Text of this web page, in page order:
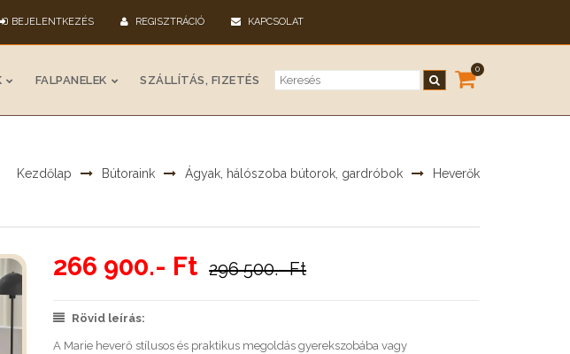
BEJELENTKEZÉS REGISZTRÁCIÓ KAPCSOLAT
FALPANELEK SZÁLLÍTÁS, FIZETÉS
0
Kezdőlap Bútoraink Ágyak, hálószoba bútorok, gardróbok Heverők
266 900.- Ft 296 500.- Ft
Rövid leírás:
A Marie heverő stílusos és praktikus megoldás gyerekszobába vagy